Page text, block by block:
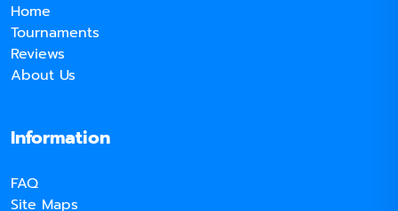
Home
Tournaments
Reviews
About Us
Information
FAQ
Site Maps